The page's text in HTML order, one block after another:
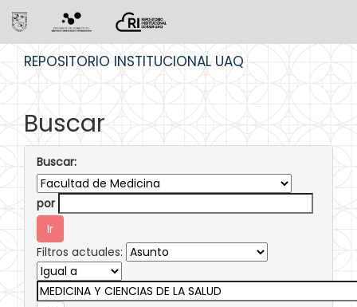
REPOSITORIO INSTITUCIONAL UAQ
Buscar
Buscar:
por
Filtros actuales: